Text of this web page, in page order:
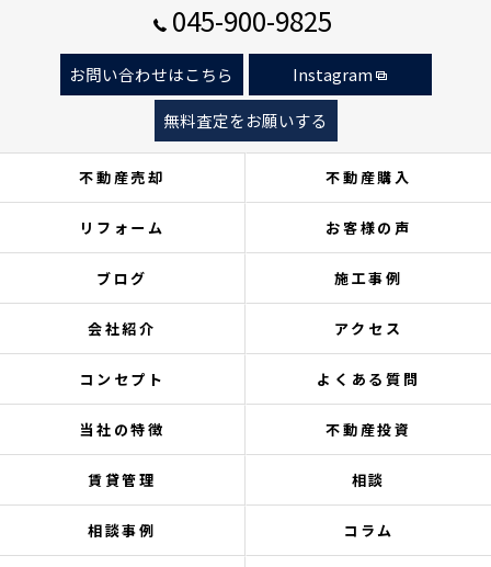
045-900-9825
お問い合わせはこちら
Instagram
無料査定をお願いする
不動産売却 不動産購入
リフォーム お客様の声
ブログ 施工事例
会社紹介 アクセス
コンセプト よくある質問
当社の特徴 不動産投資
賃貸管理 相談
相談事例 コラム